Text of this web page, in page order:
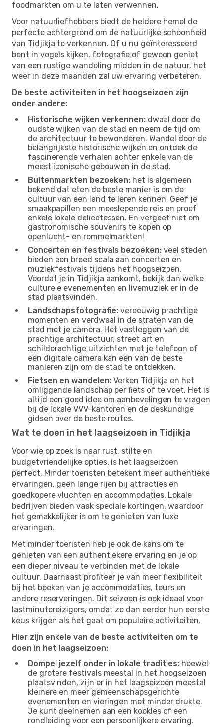
foodmarkten om u te laten verwennen.
Voor natuurliefhebbers biedt de heldere hemel de
perfecte achtergrond om de natuurlijke schoonheid
van Tidjikja te verkennen. Of u nu geïnteresseerd
bent in vogels kijken, fotografie of gewoon geniet
van een rustige wandeling midden in de natuur, het
weer in deze maanden zal uw ervaring verbeteren.
De beste activiteiten in het hoogseizoen zijn
onder andere:
Historische wijken verkennen: dwaal door de
oudste wijken van de stad en neem de tijd om
de architectuur te bewonderen. Wandel door de
belangrijkste historische wijken en ontdek de
fascinerende verhalen achter enkele van de
meest iconische gebouwen in de stad.
Buitenmarkten bezoeken: het is algemeen
bekend dat eten de beste manier is om de
cultuur van een land te leren kennen. Geef je
smaakpapillen een meeslepende reis en proef
enkele lokale delicatessen. En vergeet niet om
gastronomische souvenirs te kopen op
openlucht- en rommelmarkten!
Concerten en festivals bezoeken: veel steden
bieden een breed scala aan concerten en
muziekfestivals tijdens het hoogseizoen.
Voordat je in Tidjikja aankomt, bekijk dan welke
culturele evenementen en livemuziek er in de
stad plaatsvinden.
Landschapsfotografie: vereeuwig prachtige
momenten en verdwaal in de straten van de
stad met je camera. Het vastleggen van de
prachtige architectuur, street art en
schilderachtige uitzichten met je telefoon of
een digitale camera kan een van de beste
manieren zijn om de stad te ontdekken.
Fietsen en wandelen: Verken Tidjikja en het
omliggende landschap per fiets of te voet. Het is
altijd een goed idee om aanbevelingen te vragen
bij de lokale VVV-kantoren en de deskundige
gidsen over de beste routes.
Wat te doen in het laagseizoen in Tidjikja
Voor wie op zoek is naar rust, stilte en
budgetvriendelijke opties, is het laagseizoen
perfect. Minder toeristen betekent meer authentieke
ervaringen, geen lange rijen bij attracties en
goedkopere vluchten en accommodaties. Lokale
bedrijven bieden vaak speciale kortingen, waardoor
het gemakkelijker is om te genieten van luxe
ervaringen.
Met minder toeristen heb je ook de kans om te
genieten van een authentiekere ervaring en je op
een dieper niveau te verbinden met de lokale
cultuur. Daarnaast profiteer je van meer flexibiliteit
bij het boeken van je accommodaties, tours en
andere reserveringen. Dit seizoen is ook ideaal voor
lastminutereizigers, omdat ze dan eerder hun eerste
keus krijgen als het gaat om populaire activiteiten.
Hier zijn enkele van de beste activiteiten om te
doen in het laagseizoen:
Dompel jezelf onder in lokale tradities: hoewel
de grotere festivals meestal in het hoogseizoen
plaatsvinden, zijn er in het laagseizoen meestal
kleinere en meer gemeenschapsgerichte
evenementen en vieringen met minder drukte.
Je kunt deelnemen aan een kookles of een
rondleiding voor een persoonlijkere ervaring.